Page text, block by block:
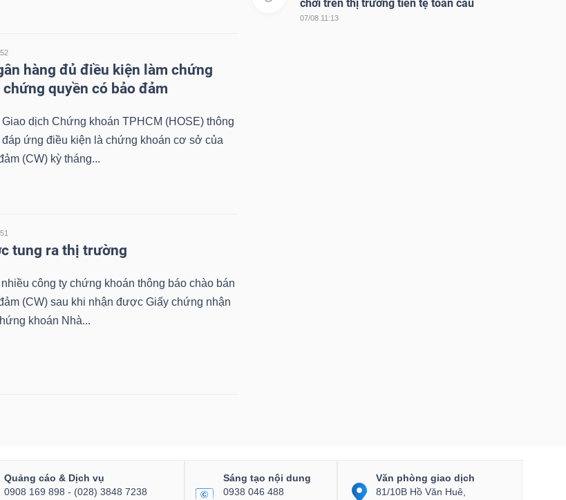
hàng đủ điều kiện làm chứng
chứng quyền có bảo đảm
dịch Chứng khoán TPHCM (HOSE) thông
đáp ứng điều kiện là chứng khoán cơ sở của
(CW) kỳ tháng...
tung ra thị trường
công ty chứng khoán thông báo chào bán
(CW) sau khi nhận được Giấy chứng nhận
khoán Nhà...
chơi trên thị trường tiền tệ toàn cầu
07/08 11:13
Quảng cáo & Dịch vụ
0908 169 898 - (028) 3848 7238
Sáng tạo nội dung
0938 046 488
Văn phòng giao dịch
81/10B Hồ Văn Huê,